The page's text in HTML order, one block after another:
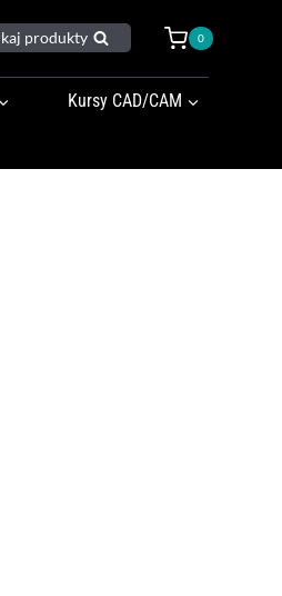
produkty 0
Kursy CAD/CAM